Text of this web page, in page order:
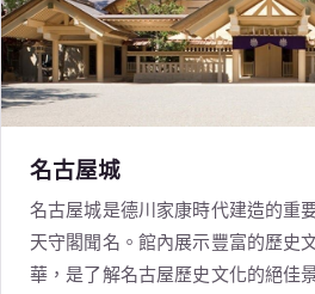
名古屋城
名古屋城是德川家康時代建造的重
天守閣聞名。館內展示豐富的歷史
華，是了解名古屋歷史文化的絕佳